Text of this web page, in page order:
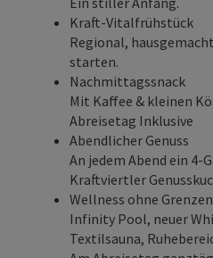
Kraft-Vitalfrühstück
Regional,
starten.
Nachmittagssnack
Mit Kaffee & kleinen
Abreisetag Inklusive
Abendlicher Genuss
An jedem Abend ein 4-
Kraftviertler
Wellness ohne Grenzen
Infinity Pool, neuer
Textilsauna,